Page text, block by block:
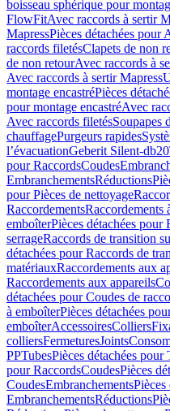
boisseau sphérique pour
FlowFitAvec raccords à sertir
MapressPièces détachées pour
raccords filetésClapets de non
de non retourAvec raccords à
Avec raccords à sertir Mapress
montage encastréPièces
pour montage encastréAvec
Avec raccords filetésSoupapes
chauffagePurgeurs rapides
l’évacuationGeberit Silent-db20
pour RaccordsCoudes
EmbranchementsRéductions
pour Pièces de nettoyage
RaccordementsRaccordements
emboîterPièces détachées pour
serrageRaccords de transition
détachées pour Raccords de
matériauxRaccordements aux
Raccordements aux appareils
détachées pour Coudes de
à emboîterPièces détachées
emboîterAccessoiresColliers
colliersFermeturesJoints
PPTubesPièces détachées pour
pour RaccordsCoudesPièces
CoudesEmbranchementsPièces
EmbranchementsRéductions